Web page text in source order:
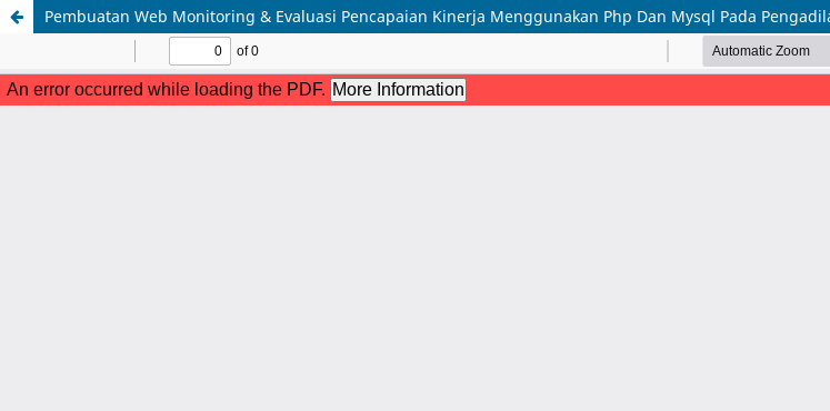
Pembuatan Web Monitoring & Evaluasi Pencapaian Kinerja Menggunakan Php Dan Mysql Pada